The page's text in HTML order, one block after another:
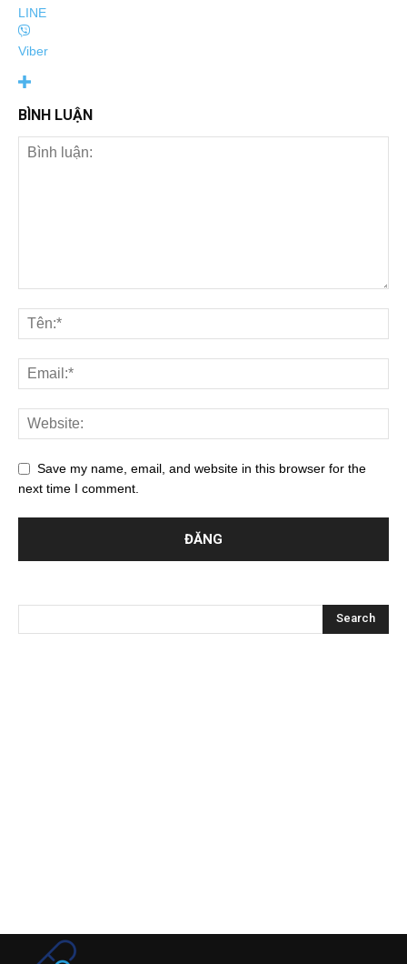
LINE
Viber
BÌNH LUẬN
Save my name, email, and website in this browser for the
next time I comment.